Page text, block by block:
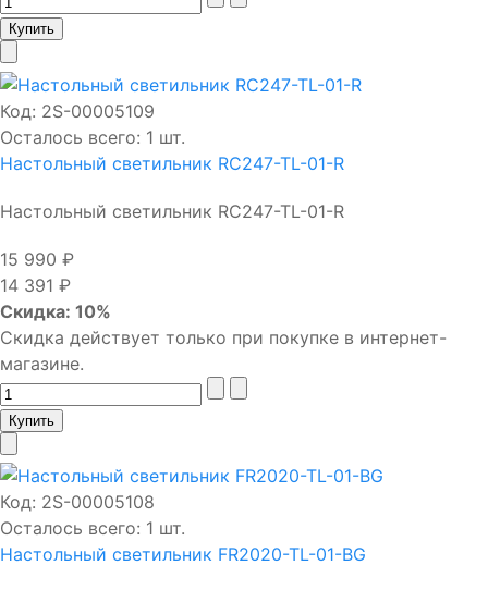
Код: 2S-00005109
Осталось всего: 1 шт.
Настольный светильник RC247-TL-01-R
Настольный светильник RC247-TL-01-R
15 990 ₽
14 391 ₽
Скидка: 10%
Скидка действует только при покупке в интернет-
магазине.
Код: 2S-00005108
Осталось всего: 1 шт.
Настольный светильник FR2020-TL-01-BG